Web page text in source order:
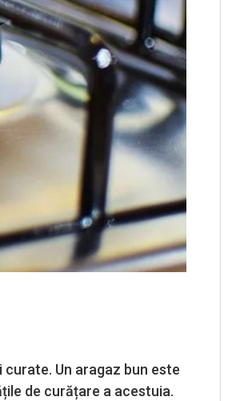
Un aragaz bun este
de curățare a acestuia.